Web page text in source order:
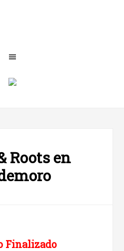
Roots en
Finalizado